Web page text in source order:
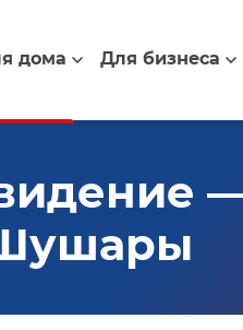
дома Для бизнеса